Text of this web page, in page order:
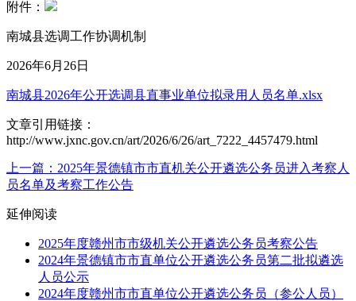
附件：
南城县选调工作协调机制
2026年6月26日
南城县2026年公开选调县直事业单位拟录用人员名单.xlsx
文章引用链接：
http://www.jxnc.gov.cn/art/2026/6/26/art_7222_4457479.html
上一篇：2025年景德镇市市直机关公开遴选公务员进入考察人
员名单及考察工作公告
延伸阅读
2025年度赣州市市级机关公开遴选公务员考察公告
2024年景德镇市市直单位公开遴选公务员第二批拟遴选
人员公示
2024年度赣州市市直单位公开遴选公务员（参公人员）